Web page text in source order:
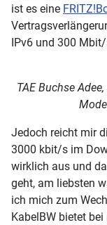
ist es eine
IPv6 und 300
TAE Buchse
Jedoch reicht mir
3000 kbit/s im
wirklich aus und
geht, am liebsten
ich mich zum
KabelBW bietet